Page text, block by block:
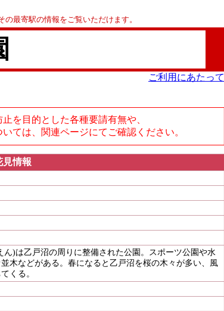
最寄駅の情報をご覧いただけます。
ご利用にあたって
を目的とした各種要請有無や、
ては、関連ページにてご確認ください。
見情報
ん)は乙戸沼の周りに整備された公園。スポーツ公園や水
木などがある。春になると乙戸沼を桜の木々が多い、風
くる。